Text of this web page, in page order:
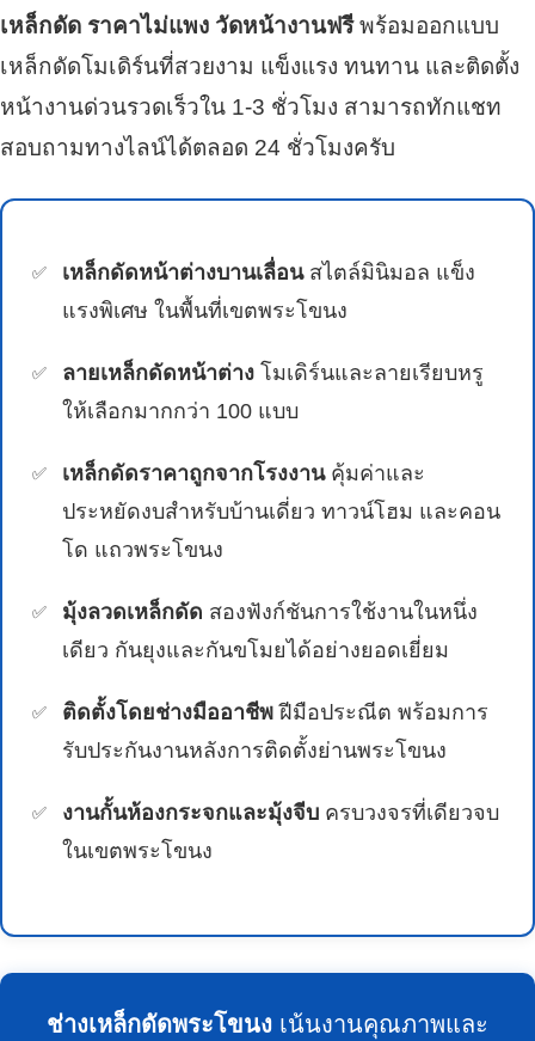
เหล็กดัด ราคาไม่แพง วัดหน้างานฟรีพร้อมออกแบบ
เหล็กดัดโมเดิร์นที่สวยงาม แข็งแรง ทนทาน และติดตั้ง
หน้างานด่วนรวดเร็วใน 1-3 ชั่วโมง สามารถทักแชท
สอบถามทางไลน์ได้ตลอด 24 ชั่วโมงครับ
เหล็กดัดหน้าต่างบานเลื่อนสไตล์มินิมอล แข็ง
แรงพิเศษ ในพื้นที่เขตพระโขนง
ลายเหล็กดัดหน้าต่าง โมเดิร์นและลายเรียบหรู
ให้เลือกมากกว่า 100 แบบ
เหล็กดัดราคาถูกจากโรงงานคุ้มค่าและ
ประหยัดงบสำหรับบ้านเดี่ยว ทาวน์โฮม และคอน
โด แถวพระโขนง
มุ้งลวดเหล็กดัด สองฟังก์ชันการใช้งานในหนึ่ง
เดียว กันยุงและกันขโมยได้อย่างยอดเยี่ยม
ติดตั้งโดยช่างมืออาชีพ ฝีมือประณีต พร้อมการ
รับประกันงานหลังการติดตั้งย่านพระโขนง
งานกั้นห้องกระจกและมุ้งจีบ ครบวงจรที่เดียวจบ
ในเขตพระโขนง
ช่างเหล็กดัดพระโขนง เน้นงานคุณภาพและ